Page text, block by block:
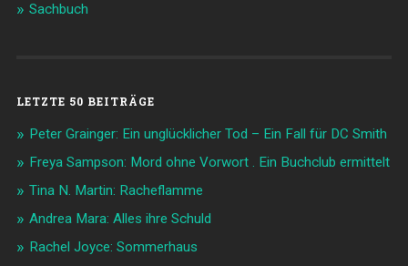
Sachbuch
LETZTE 50 BEITRÄGE
Peter Grainger: Ein unglücklicher Tod – Ein Fall für DC Smith
Freya Sampson: Mord ohne Vorwort . Ein Buchclub ermittelt
Tina N. Martin: Racheflamme
Andrea Mara: Alles ihre Schuld
Rachel Joyce: Sommerhaus